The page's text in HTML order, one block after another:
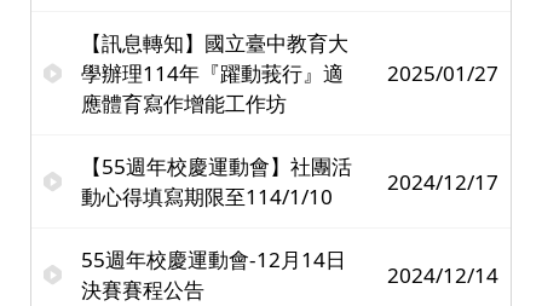
【訊息轉知】國立臺中教育大
學辦理114年『躍動莪行』適
應體育寫作增能工作坊
2025/01/27
【55週年校慶運動會】社團活
動心得填寫期限至114/1/10
2024/12/17
55週年校慶運動會-12月14日
決賽賽程公告
2024/12/14